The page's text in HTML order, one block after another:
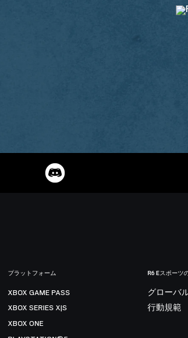
プラットフォーム
XBOX GAME PASS
XBOX SERIES X|S
XBOX ONE
R6 Eスポーツ
グローバ
行動規範